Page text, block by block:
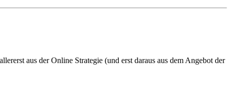
aus der Online Stra­tegie (und erst daraus aus dem Angebot der